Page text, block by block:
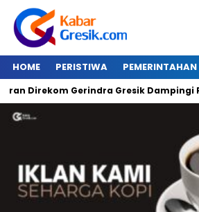
HOME PERISTIWA PEMERINTAHAN
Gerindra Gresik Dampingi